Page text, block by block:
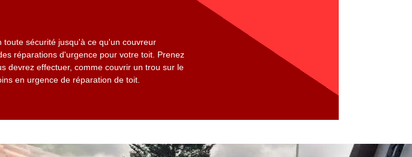
sécurité jusqu'à ce qu'un couvreur
réparations d'urgence pour votre toit. Prenez
devrez effectuer, comme couvrir un trou sur le
en urgence de réparation de toit.